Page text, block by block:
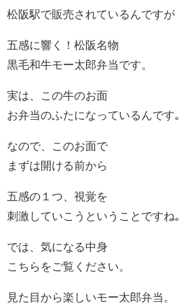
松阪駅で販売されているんですが
五感に響く！松阪名物
黒毛和牛モー太郎弁当です。
実は、この牛のお面
お弁当のふたになっているんです｡
なので、このお面で
まずは開ける前から
五感の１つ、視覚を
刺激していこうということですね｡
では、気になる中身
こちらをご覧ください。
見た目から楽しいモー太郎弁当。